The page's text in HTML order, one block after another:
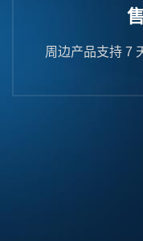
周边产品支持 7